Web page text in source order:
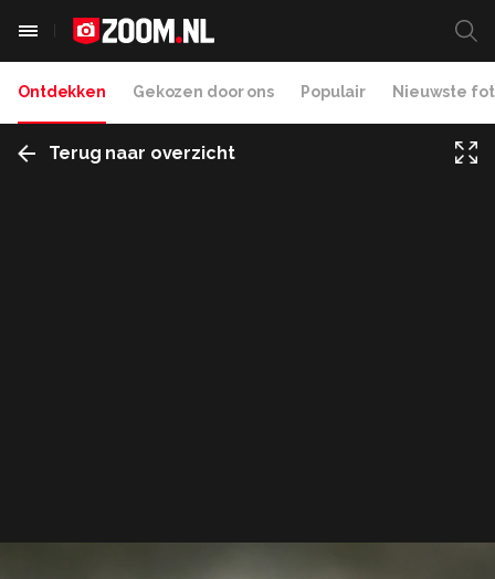
Ontdekken Gekozen door ons Populair Nieuwste
Terug naar overzicht